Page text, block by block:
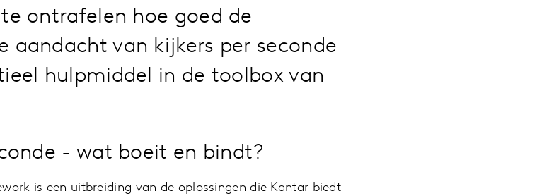
ontrafelen hoe goed de
aandacht van kijkers per seconde
hulpmiddel in de toolbox van
- wat boeit en bindt?
is een uitbreiding van de oplossingen die Kantar biedt